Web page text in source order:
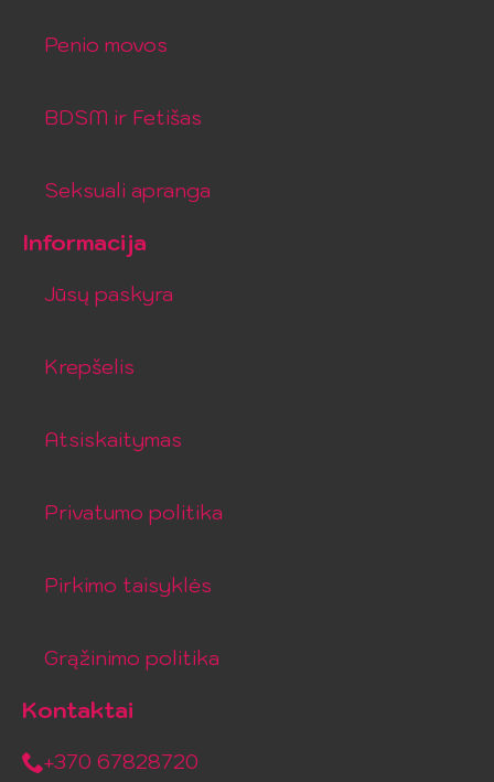
Penio movos
BDSM ir Fetišas
Seksuali apranga
Informacija
Jūsų paskyra
Krepšelis
Atsiskaitymas
Privatumo politika
Pirkimo taisyklės
Grąžinimo politika
Kontaktai
+370 67828720